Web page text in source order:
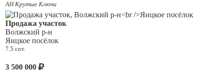
АН Крутые Ключи
Продажа участок
Волжский р-н
Яицкое посёлок
7.5 сот.
3 500 000